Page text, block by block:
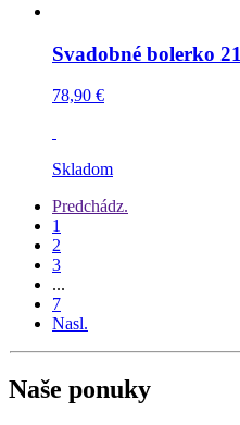
Svadobné bolerko 21
78,90 €
Skladom
Predchádz.
1
2
3
...
7
Nasl.
Naše ponuky